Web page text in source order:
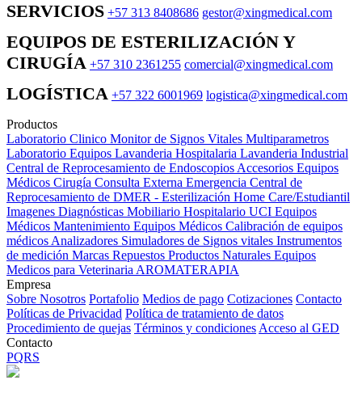
SERVICIOS +57 313 8408686 gestor@xingmedical.com
EQUIPOS DE ESTERILIZACIÓN Y
CIRUGÍA +57 310 2361255 comercial@xingmedical.com
LOGÍSTICA +57 322 6001969 logistica@xingmedical.com
Productos
Laboratorio Clinico Monitor de Signos Vitales Multiparametros
Laboratorio Equipos Lavanderia Hospitalaria Lavanderia Industrial
Central de Reprocesamiento de Endoscopios Accesorios Equipos
Médicos Cirugía Consulta Externa Emergencia Central de
Reprocesamiento de DMER - Esterilización Home Care/Estudiantil
Imagenes Diagnósticas Mobiliario Hospitalario UCI Equipos
Médicos Mantenimiento Equipos Médicos Calibración de equipos
médicos Analizadores Simuladores de Signos vitales Instrumentos
de medición Marcas Repuestos Productos Naturales Equipos
Medicos para Veterinaria AROMATERAPIA
Empresa
Sobre Nosotros Portafolio Medios de pago Cotizaciones Contacto
Políticas de Privacidad Política de tratamiento de datos
Procedimiento de quejas Términos y condiciones Acceso al GED
Contacto
PQRS